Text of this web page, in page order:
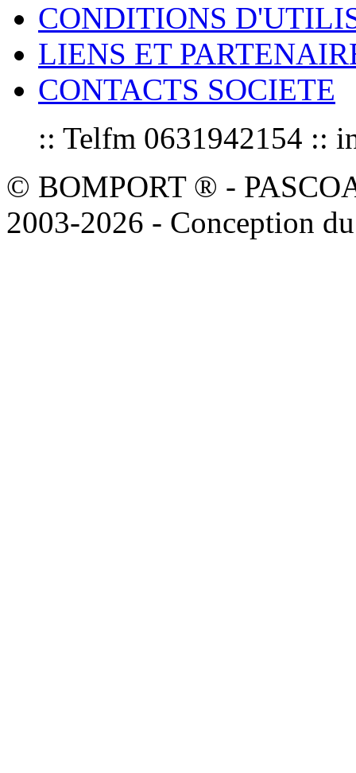
CONDITIONS
LIENS ET
CONTACTS SOCIETE
:: Telfm 0631942154 ::
© BOMPORT ® -
2003-2026 - Conception